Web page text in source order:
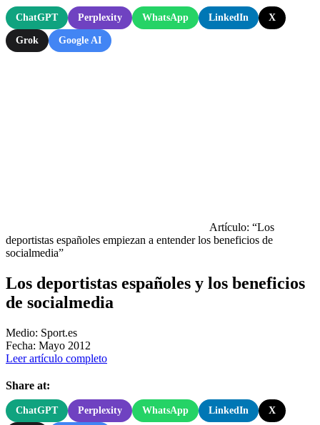
ChatGPT Perplexity WhatsApp LinkedIn X
Grok Google AI
Artículo: “Los
deportistas españoles empiezan a entender los beneficios de
socialmedia”
Los deportistas españoles y los beneficios
de socialmedia
Medio: Sport.es
Fecha: Mayo 2012
Leer artículo completo
Share at:
ChatGPT Perplexity WhatsApp LinkedIn X